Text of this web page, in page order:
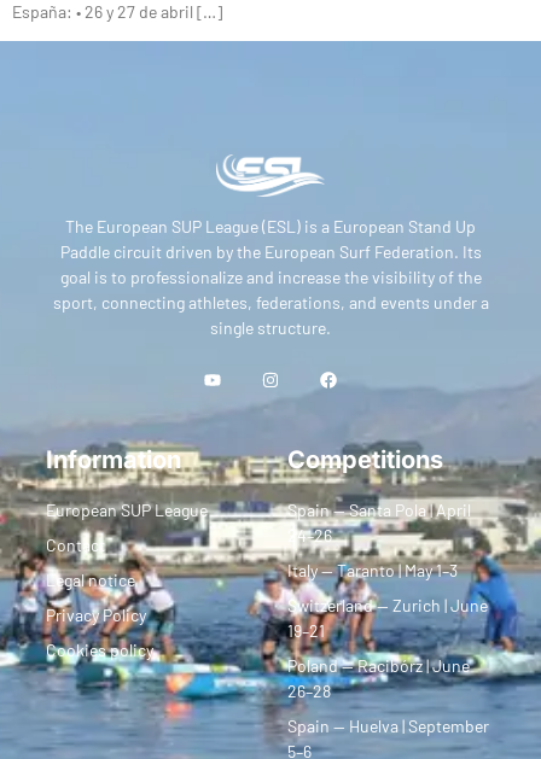
España: • 26 y 27 de abril […]
The European SUP League (ESL) is a European Stand Up
Paddle circuit driven by the European Surf Federation. Its
goal is to professionalize and increase the visibility of the
sport, connecting athletes, federations, and events under a
single structure.
Information
European SUP League
Contact
Legal notice
Privacy Policy
Cookies policy
Competitions
Spain — Santa Pola | April
24–26
Italy — Taranto | May 1–3
Switzerland — Zurich | June
19–21
Poland — Racibórz | June
26–28
Spain — Huelva | September
5–6